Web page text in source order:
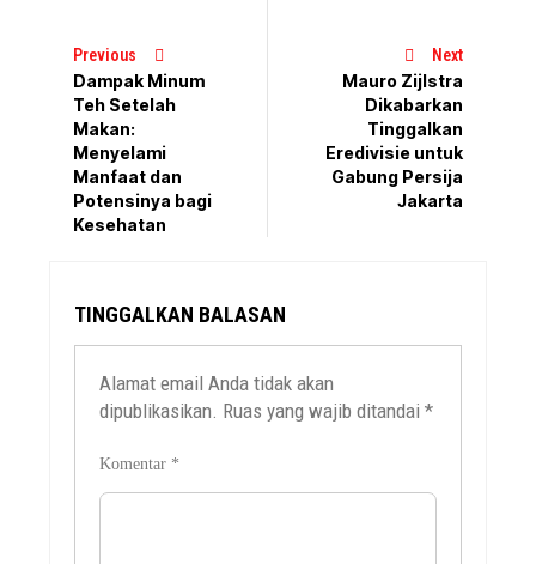
Previous
Dampak Minum
Teh Setelah
Makan:
Menyelami
Manfaat dan
Potensinya bagi
Kesehatan
Next
Mauro Zijlstra
Dikabarkan
Tinggalkan
Eredivisie untuk
Gabung Persija
Jakarta
TINGGALKAN BALASAN
Alamat email Anda tidak akan
dipublikasikan. Ruas yang wajib ditandai*
Komentar *